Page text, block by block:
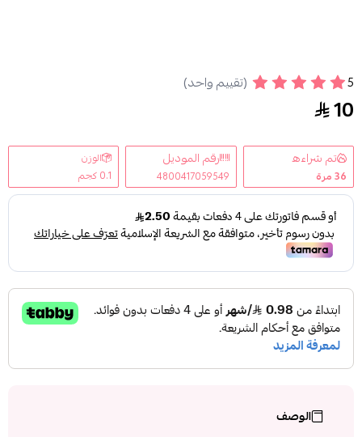
ديلي سنت بنش معطر جسم كولونيا 125 مل
5 (تقييم واحد)
10
تم شراءه
36مرة
رقم الموديل
4800417059549
الوزن
0.1 كجم
الوصف